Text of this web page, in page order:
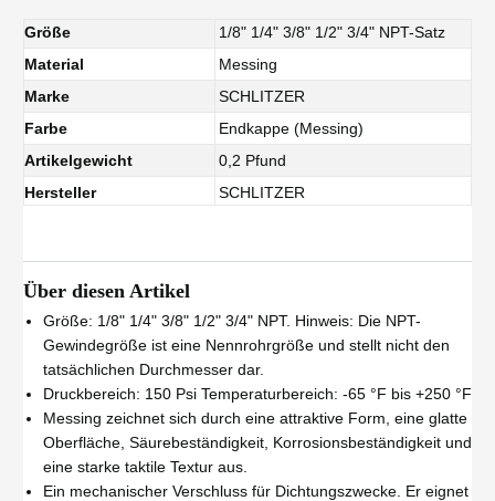
Größe
1/8" 1/4" 3/8" 1/2" 3/4" NPT-Satz
Material
Messing
Marke
SCHLITZER
Farbe
Endkappe (Messing)
Artikelgewicht
0,2 Pfund
Hersteller
SCHLITZER
Über diesen Artikel
Größe: 1/8" 1/4" 3/8" 1/2" 3/4" NPT. Hinweis: Die NPT-
Gewindegröße ist eine Nennrohrgröße und stellt nicht den
tatsächlichen Durchmesser dar.
Druckbereich: 150 Psi Temperaturbereich: -65 °F bis +250 °F
Messing zeichnet sich durch eine attraktive Form, eine glatte
Oberfläche, Säurebeständigkeit, Korrosionsbeständigkeit und
eine starke taktile Textur aus.
Ein mechanischer Verschluss für Dichtungszwecke. Er eignet